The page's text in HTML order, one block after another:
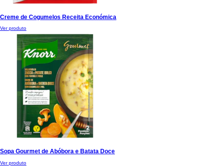
Creme de Cogumelos Receita Económica
Ver produto
Sopa Gourmet de Abóbora e Batata Doce
Ver produto